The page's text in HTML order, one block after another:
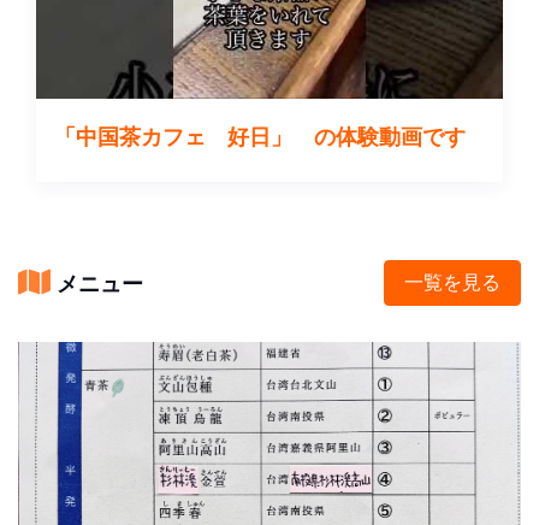
「中国茶カフェ 好日」 の体験動画です
メニュー 一覧を見る